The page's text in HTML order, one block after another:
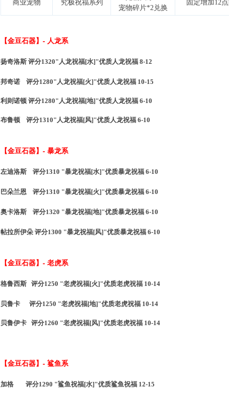
商业宠物 究极祝福系列
宠物碎片*2兑换
固定增加12
【金豆石器】- 人龙系
扬奇洛斯 评分1320"人龙祝福[水]"优质人龙祝福 8-12
邦奇诺 评分1280"人龙祝福[火]"优质人龙祝福 10-15
利则诺顿 评分1280"人龙祝福[地]"优质人龙祝福 6-10
布鲁顿 评分1310"人龙祝福[风]"优质人龙祝福 6-10
【金豆石器】- 暴龙系
左迪洛斯 评分1310 "暴龙祝福[水]"优质暴龙祝福 6-10
巴朵兰恩 评分1310 "暴龙祝福[火]"优质暴龙祝福 6-10
奥卡洛斯 评分1320 "暴龙祝福[地]"优质暴龙祝福 6-10
帖拉所伊朵 评分1300 "暴龙祝福[风]"优质暴龙祝福 6-10
【金豆石器】- 老虎系
格鲁西斯 评分1250 "老虎祝福[火]"优质老虎祝福 10-14
贝鲁卡 评分1250 "老虎祝福[地]"优质老虎祝福 10-14
贝鲁伊卡 评分1260 "老虎祝福[风]"优质老虎祝福 10-14
【金豆石器】- 鲨鱼系
加格 评分1290 "鲨鱼祝福[水]"优质鲨鱼祝福 12-15